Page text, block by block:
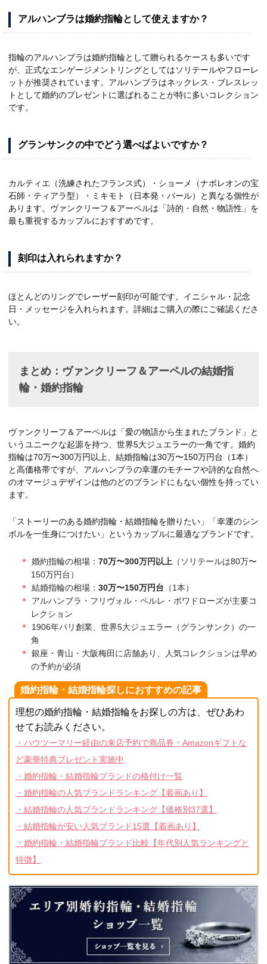
アルハンブラは婚約指輪として使えますか？
指輪のアルハンブラは婚約指輪として贈られるケースも多いです
が、正式なエンゲージメントリングとしてはソリテールやフローレ
ットが推奨されています。アルハンブラはネックレス・ブレスレッ
トとして婚約のプレゼントに選ばれることが特に多いコレクション
です。
グランサンクの中でどう選べばよいですか？
カルティエ（洗練されたフランス式）・ショーメ（ナポレオンの宝
石師・ティアラ型）・ミキモト（日本発・パール）と異なる個性が
あります。ヴァンクリーフ＆アーペルは「詩的・自然・物語性」を
最も重視するカップルにおすすめです。
刻印は入れられますか？
ほとんどのリングでレーザー刻印が可能です。イニシャル・記念
日・メッセージを入れられます。詳細はご購入の際にご確認くださ
い。
まとめ：ヴァンクリーフ＆アーペルの結婚指
輪・婚約指輪
ヴァンクリーフ＆アーペルは「愛の物語から生まれたブランド」と
いうユニークな起源を持つ、世界5大ジュエラーの一角です。婚約
指輪は70万〜300万円以上、結婚指輪は30万〜150万円台（1本）
と高価格帯ですが、アルハンブラの幸運のモチーフや詩的な自然へ
のオマージュデザインは他のどのブランドにもない個性を持ってい
ます。
「ストーリーのある婚約指輪・結婚指輪を贈りたい」「幸運のシン
ボルを一生身につけたい」というカップルに最適なブランドです。
婚約指輪の相場： 70万〜300万円以上 （ソリテールは80万〜
150万円台）
結婚指輪の相場： 30万〜150万円台 （1本）
アルハンブラ・フリヴォル・ペルレ・ボワドローズが主要コ
レクション
1906年パリ創業、世界5大ジュエラー（グランサンク）の一
角
銀座・青山・大阪梅田に店舗あり、人気コレクションは早め
の予約が必須
婚約指輪・結婚指輪探しにおすすめの記事
理想の婚約指輪・結婚指輪をお探しの方は、ぜひあわ
せてお読みください。
・ハウツーマリー経由の来店予約で商品券・Amazonギフトな
ど豪華特典プレゼント実施中
・婚約指輪・結婚指輪ブランドの格付け一覧
・婚約指輪の人気ブランドランキング【着画あり】
・結婚指輪の人気ブランドランキング【価格別37選】
・結婚指輪が安い人気ブランド15選【着画あり】
・婚約指輪・結婚指輪ブランド比較【年代別人気ランキングと
特徴】